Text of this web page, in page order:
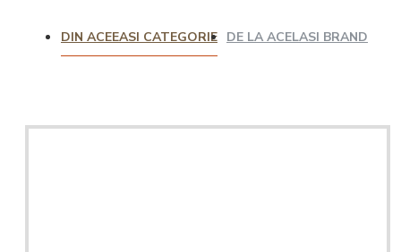
DIN ACEEASI CATEGORIE DE LA ACELASI BRAND